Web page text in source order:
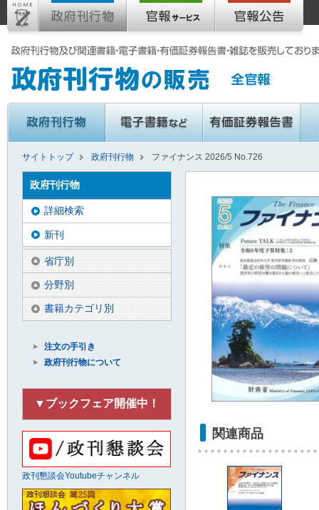
サイトトップ 政府刊行物 ファイナンス 2026/5 No.726
関連商品
政府刊行物
詳細検索
新刊
省庁別
分野別
書籍カテゴリ別
注文の手引き
政府刊行物について
▼ブックフェア開催中！
政刊懇談会Youtubeチャンネル